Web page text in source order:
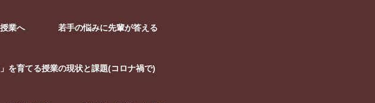
業へ 若手の悩みに先輩が答える
」を育てる授業の現状と課題(コロナ禍で)